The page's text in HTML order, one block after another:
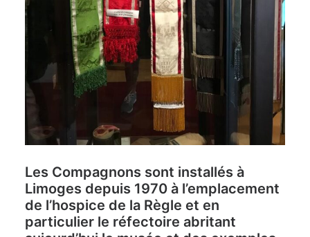
Les Compagnons sont installés à
Limoges depuis 1970 à l’emplacement
de l’hospice de la Règle et en
particulier le réfectoire abritant